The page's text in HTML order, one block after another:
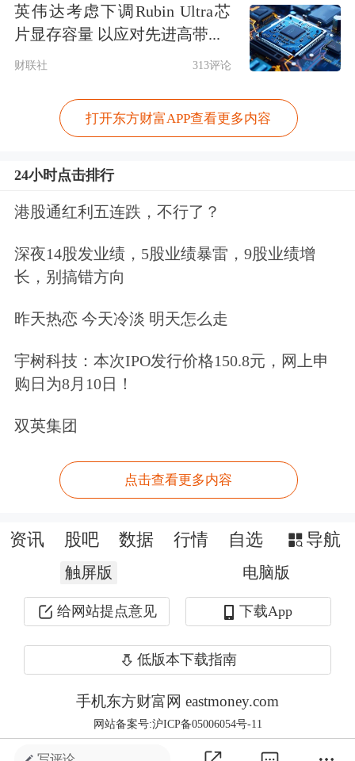
上游主要包含纸浆期货交割标的物漂白
硫酸盐针叶木浆、漂白硫酸盐阔叶木
浆、化学机械浆和相关化学
辅料，如淀
粉、碳酸钙、烧碱等，另有少量企业使
用竹浆、再生纸浆等作为生产胶版纸的
原材料。中游为文化用纸纸厂、贸易
商、相关仓储和物流行业。下游包括图
二、胶版印刷纸供需情况
1. 国内产能情况
近五年胶版纸产能增速较快，2024年产
峰期，近五年累计新增产能高达434万
能主要集中在沿海地带，山东、广东和
江苏三省占比达67%，河南地区胶版纸
产能占全国总产能的7%。
2. 国内消费情况
2020年至2024年期间，我国胶版纸市场
年度需求量基本维持在800-950万吨
英伟达考虑下调Rubin Ultra芯
片显存容量 以应对先进高带...
财联社 313评论
打开东方财富APP查看更多内容
24小时点击排行
港股通红利五连跌，不行了？
深夜14股发业绩，5股业绩暴雷，9股业绩增
长，别搞错方向
昨天热恋 今天冷淡 明天怎么走
宇树科技：本次IPO发行价格150.8元，网上申
购日为8月10日！
双英集团
点击查看更多内容
资讯 股吧 数据 行情 自选 导航
触屏版 电脑版
给网站提点意见 下载App
低版本下载指南
手机东方财富网 eastmoney.com
网站备案号:沪ICP备05006054号-11